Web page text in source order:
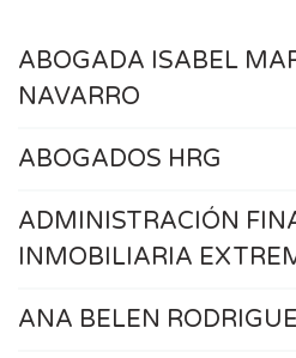
ABOGADA ISABEL
NAVARRO
ABOGADOS HRG
ADMINISTRACIÓN
INMOBILIARIA
ANA BELEN